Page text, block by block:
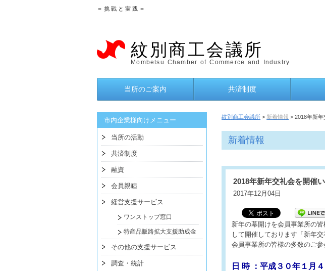
＝ 挑 戦 と 実 践 ＝
紋別商工会議所
Mombetsu Chamber of Commerce and Industry
当所のご案内 共済制度
市内企業様向けメニュー
当所の活動
共済制度
融資
会員親睦
経営支援サービス
ワンストップ窓口
特産品販路拡大支援助成金
その他の支援サービス
調査・統計
紋別商工会議所 > 新着情報 > 2018年新
新着情報
2018年新年交礼会を開催
2017年12月04日
新年の幕開けを会員事業所の
して開催しております「新年
会員事業所の皆様の多数のご参
日 時 ：平成３０年１